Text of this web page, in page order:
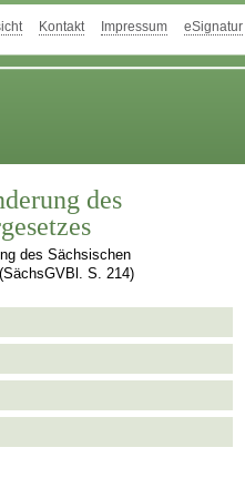
Kontakt Impressum eSignatur
des
des Sächsischen
S. 214)